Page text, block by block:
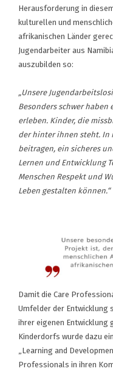
Herausforderung in
kulturellen und
afrikanischen Länder
Jugendarbeiter aus
auszubilden so:
„Unsere
Besonders schwer haben
erleben. Kinder, die
der hinter ihnen steht. In
beitragen, ein sicheres
Lernen und Entwicklung
Menschen Respekt und
Leben gestalten können.“
Damit die Care
Umfelder der Entwicklung
ihrer eigenen Entwicklung
Kinderdorfs wurde dazu
„Learning and
Professionals in ihren